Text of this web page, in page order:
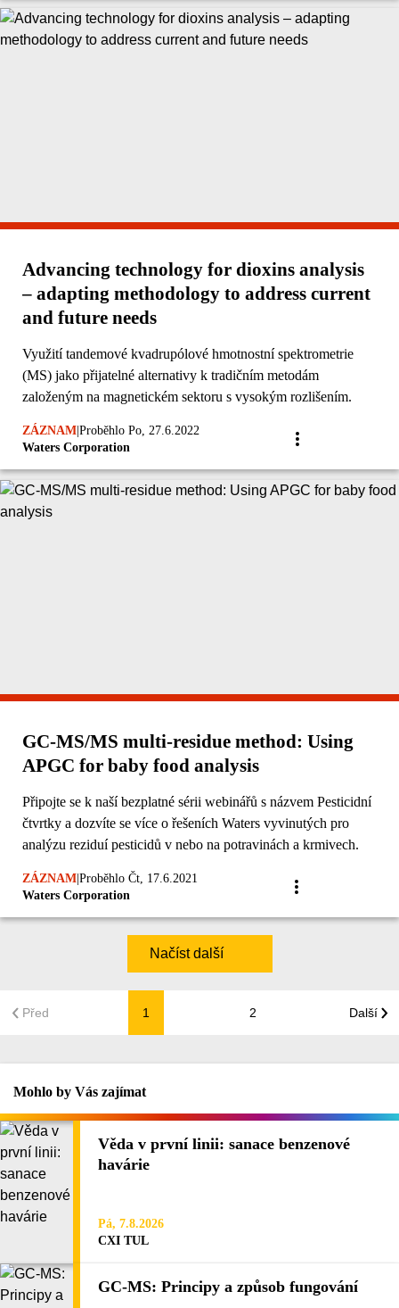
Advancing technology for dioxins analysis
– adapting methodology to address current
and future needs
Využití tandemové kvadrupólové hmotnostní spektrometrie
(MS) jako přijatelné alternativy k tradičním metodám
založeným na magnetickém sektoru s vysokým rozlišením.
ZÁZNAM Proběhlo Po, 27.6.2022
Waters Corporation
GC-MS/MS multi-residue method: Using
APGC for baby food analysis
Připojte se k naší bezplatné sérii webinářů s názvem Pesticidní
čtvrtky a dozvíte se více o řešeních Waters vyvinutých pro
analýzu reziduí pesticidů v nebo na potravinách a krmivech.
ZÁZNAM Proběhlo Čt, 17.6.2021
Waters Corporation
Před 1 2 Další
Načíst další
Mohlo by Vás zajímat
Věda v první linii: sanace benzenové
havárie
Pá, 7.8.2026
CXI TUL
GC-MS: Principy a způsob fungování